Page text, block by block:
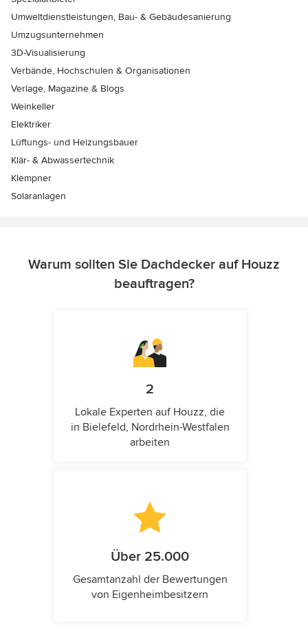
Umweltdienstleistungen, Bau- & Gebäudesanierung
Umzugsunternehmen
3D-Visualisierung
Verbände, Hochschulen & Organisationen
Verlage, Magazine & Blogs
Weinkeller
Elektriker
Lüftungs- und Heizungsbauer
Klär- & Abwassertechnik
Klempner
Solaranlagen
Warum sollten Sie Dachdecker auf Houzz
beauftragen?
2
Lokale Experten auf Houzz, die
in Bielefeld, Nordrhein-Westfalen
arbeiten
Über 25.000
Gesamtanzahl der Bewertungen
von Eigenheimbesitzern